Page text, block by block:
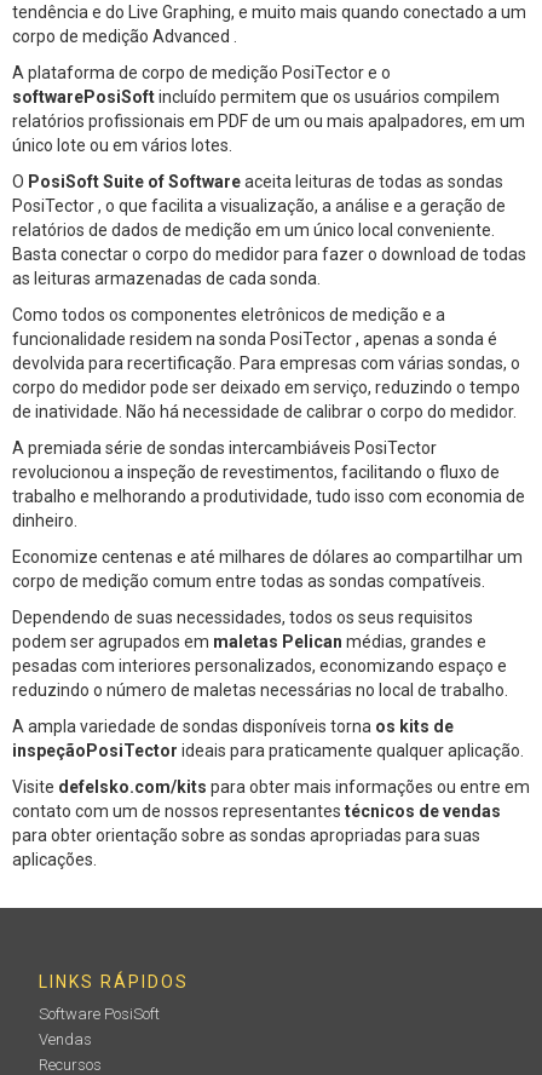
tendência e do Live Graphing, e muito mais quando conectado a um
corpo de medição Advanced .
A plataforma de corpo de medição PosiTector e o
softwarePosiSoftincluído permitem que os usuários compilem
relatórios profissionais em PDF de um ou mais apalpadores, em um
único lote ou em vários lotes.
O PosiSoft Suite of Softwareaceita leituras de todas as sondas
PosiTector , o que facilita a visualização, a análise e a geração de
relatórios de dados de medição em um único local conveniente.
Basta conectar o corpo do medidor para fazer o download de todas
as leituras armazenadas de cada sonda.
Como todos os componentes eletrônicos de medição e a
funcionalidade residem na sonda PosiTector , apenas a sonda é
devolvida para recertificação. Para empresas com várias sondas, o
corpo do medidor pode ser deixado em serviço, reduzindo o tempo
de inatividade. Não há necessidade de calibrar o corpo do medidor.
A premiada série de sondas intercambiáveis PosiTector
revolucionou a inspeção de revestimentos, facilitando o fluxo de
trabalho e melhorando a produtividade, tudo isso com economia de
dinheiro.
Economize centenas e até milhares de dólares ao compartilhar um
corpo de medição comum entre todas as sondas compatíveis.
Dependendo de suas necessidades, todos os seus requisitos
podem ser agrupados em maletas Pelican médias, grandes e
pesadas com interiores personalizados, economizando espaço e
reduzindo o número de maletas necessárias no local de trabalho.
A ampla variedade de sondas disponíveis torna os kits de
inspeçãoPosiTector ideais para praticamente qualquer aplicação.
Visite defelsko.com/kits para obter mais informações ou entre em
contato com um de nossos representantes técnicos de vendas
para obter orientação sobre as sondas apropriadas para suas
aplicações.
LINKS RÁPIDOS
Software PosiSoft
Vendas
Recursos